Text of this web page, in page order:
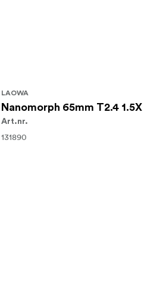
LAOWA
Nanomorph 65mm T2.4 1.5X
Art.nr.
131890